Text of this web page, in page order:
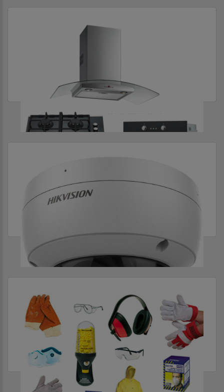
ВСТРАИВАЕМАЯ ТЕХНИКА
ДЛЯ АВТОТРАНСПОРТА
ИНСТРУМЕНТ И СРЕДСТВА ЗАЩИТЫ